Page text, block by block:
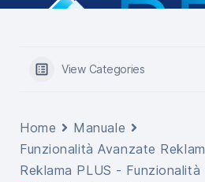
View Categories
Home
Manuale
Funzionalità Avanzate
Reklama PLUS - Funzionalità